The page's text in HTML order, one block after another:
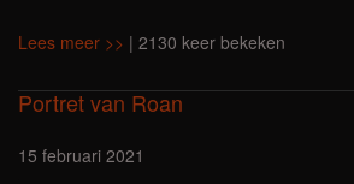
Lees meer >> | 2130 keer bekeken
Portret van Roan
15 februari 2021